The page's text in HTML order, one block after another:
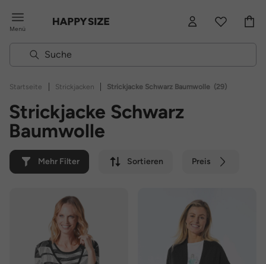
Menü
Startseite | Strickjacken | Strickjacke Schwarz Baumwolle (29)
Strickjacke Schwarz
Baumwolle
Mehr Filter Sortieren Preis